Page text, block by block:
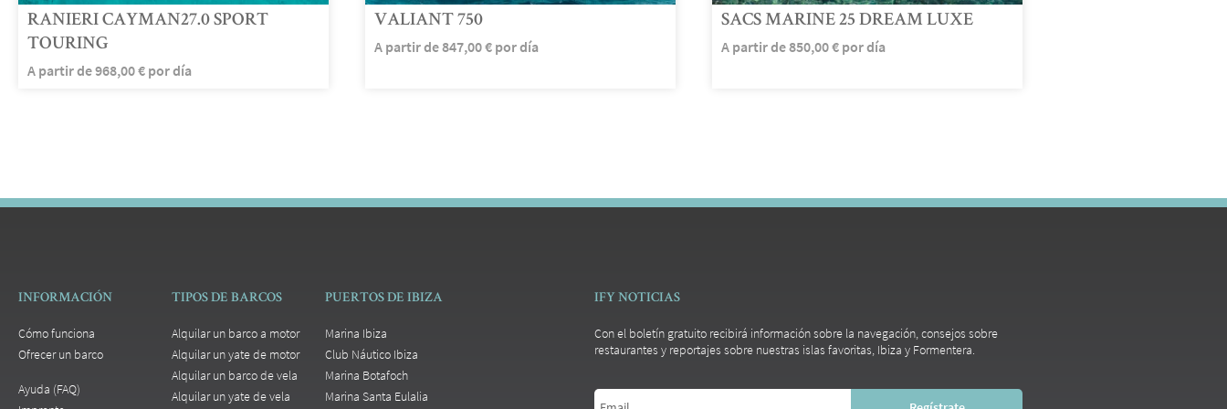
RANIERI CAYMAN27.0 SPORT
TOURING
A partir de968,00€ por día
VALIANT 750
A partir de847,00€ por día
SACS MARINE 25 DREAM LUXE
A partir de850,00€ por día
INFORMACIÓN
Cómo funciona
Ofrecer un barco
Ayuda (FAQ)
TIPOS DE BARCOS
Alquilar un barco a motor
Alquilar un yate de motor
Alquilar un barco de vela
Alquilar un yate de vela
PUERTOS DE IBIZA
Marina Ibiza
Club Náutico Ibiza
Marina Botafoch
Marina Santa Eulalia
IFY NOTICIAS
Con el boletín gratuito recibirá información sobre la navegación, consejos sobre
restaurantes y reportajes sobre nuestras islas favoritas, Ibiza y Formentera.